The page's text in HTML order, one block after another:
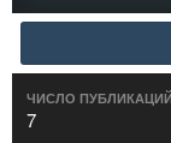
ЧИСЛО ПУБЛИКАЦИЙ
7